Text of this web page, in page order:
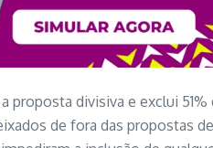
divisiva e exclui
de fora das propostas